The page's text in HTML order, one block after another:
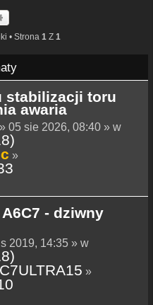
• Strona 1 Z 1
stabilizacji toru
awaria
» 05 sie 2026, 08:40 » w
»
- dziwny
2019, 14:35 » w
»